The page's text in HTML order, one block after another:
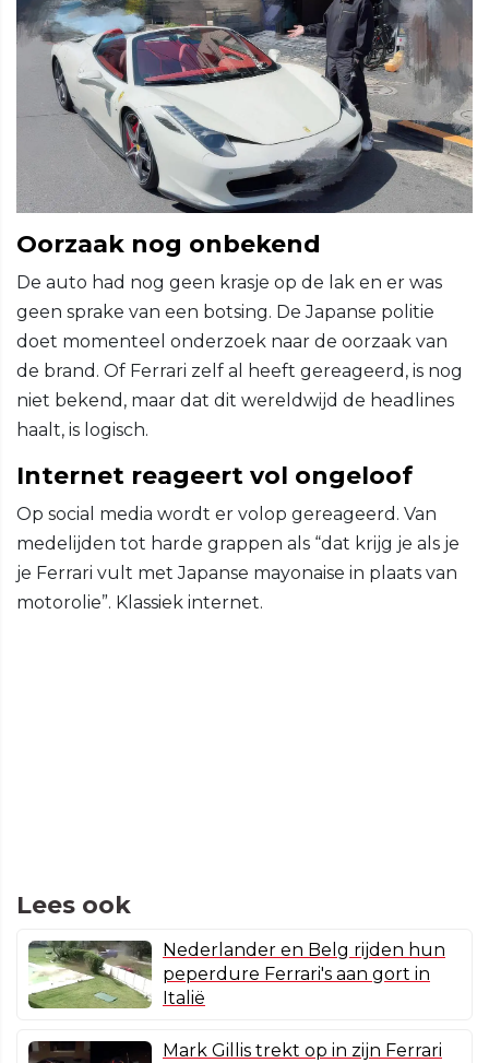
Oorzaak nog onbekend
De auto had nog geen krasje op de lak en er was
geen sprake van een botsing. De Japanse politie
doet momenteel onderzoek naar de oorzaak van
de brand. Of Ferrari zelf al heeft gereageerd, is nog
niet bekend, maar dat dit wereldwijd de headlines
haalt, is logisch.
Internet reageert vol ongeloof
Op social media wordt er volop gereageerd. Van
medelijden tot harde grappen als “dat krijg je als je
je Ferrari vult met Japanse mayonaise in plaats van
motorolie”. Klassiek internet.
Lees ook
Nederlander en Belg rijden hun
peperdure Ferrari's aan gort in
Italië
Mark Gillis trekt op in zijn Ferrari